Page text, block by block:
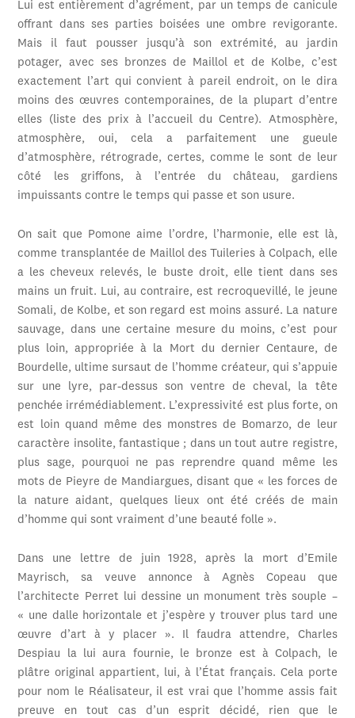
Lui est entièrement d’agrément, par un temps de canicule
offrant dans ses parties boisées une ombre revigorante.
Mais il faut pousser jusqu’à son extrémité, au jardin
potager, avec ses bronzes de Maillol et de Kolbe, c’est
exactement l’art qui convient à pareil endroit, on le dira
moins des œuvres contemporaines, de la plupart d’entre
elles (liste des prix à l’accueil du Centre). Atmosphère,
atmosphère, oui, cela a parfaitement une gueule
d’atmosphère, rétrograde, certes, comme le sont de leur
côté les griffons, à l’entrée du château, gardiens
impuissants contre le temps qui passe et son usure.
On sait que Pomone aime l’ordre, l’harmonie, elle est là,
comme transplantée de Maillol des Tuileries à Colpach, elle
a les cheveux relevés, le buste droit, elle tient dans ses
mains un fruit. Lui, au contraire, est recroquevillé, le jeune
Somali, de Kolbe, et son regard est moins assuré. La nature
sauvage, dans une certaine mesure du moins, c’est pour
plus loin, appropriée à la Mort du dernier Centaure, de
Bourdelle, ultime sursaut de l’homme créateur, qui s’appuie
sur une lyre, par-dessus son ventre de cheval, la tête
penchée irrémédiablement. L’expressivité est plus forte, on
est loin quand même des monstres de Bomarzo, de leur
caractère insolite, fantastique ; dans un tout autre registre,
plus sage, pourquoi ne pas reprendre quand même les
mots de Pieyre de Mandiargues, disant que « les forces de
la nature aidant, quelques lieux ont été créés de main
d’homme qui sont vraiment d’une beauté folle ».
Dans une lettre de juin 1928, après la mort d’Emile
Mayrisch, sa veuve annonce à Agnès Copeau que
l’architecte Perret lui dessine un monument très souple –
« une dalle horizontale et j’espère y trouver plus tard une
œuvre d’art à y placer ». Il faudra attendre, Charles
Despiau la lui aura fournie, le bronze est à Colpach, le
plâtre original appartient, lui, à l’État français. Cela porte
pour nom le Réalisateur, il est vrai que l’homme assis fait
preuve en tout cas d’un esprit décidé, rien que le